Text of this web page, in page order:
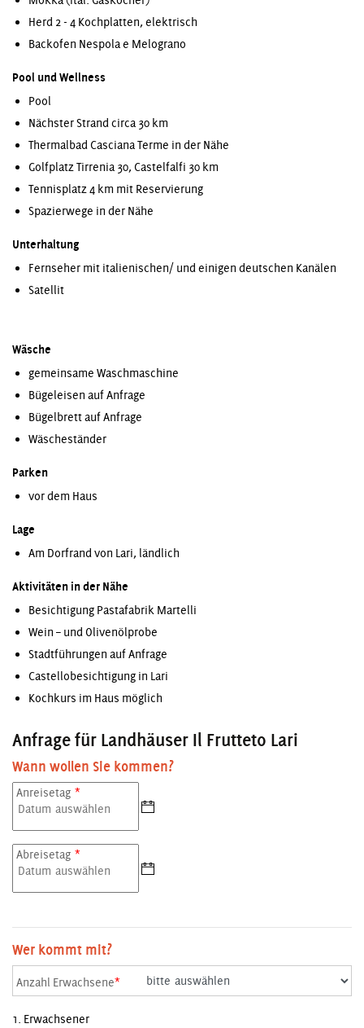
Herd 2 - 4 Kochplatten, elektrisch
Backofen Nespola e Melograno
Pool und Wellness
Pool
Nächster Strand circa 30 km
Thermalbad Casciana Terme in der Nähe
Golfplatz Tirrenia 30, Castelfalfi 30 km
Tennisplatz 4 km mit Reservierung
Spazierwege in der Nähe
Unterhaltung
Fernseher mit italienischen/ und einigen deutschen Kanälen
Satellit
Wäsche
gemeinsame Waschmaschine
Bügeleisen auf Anfrage
Bügelbrett auf Anfrage
Wäscheständer
Parken
vor dem Haus
Lage
Am Dorfrand von Lari, ländlich
Aktivitäten in der Nähe
Besichtigung Pastafabrik Martelli
Wein – und Olivenölprobe
Stadtführungen auf Anfrage
Castellobesichtigung in Lari
Kochkurs im Haus möglich
Anfrage für Landhäuser Il Frutteto Lari
Wann wollen Sie kommen?
Anreisetag *
Abreisetag *
Wer kommt mit?
Anzahl Erwachsene*
1. Erwachsener